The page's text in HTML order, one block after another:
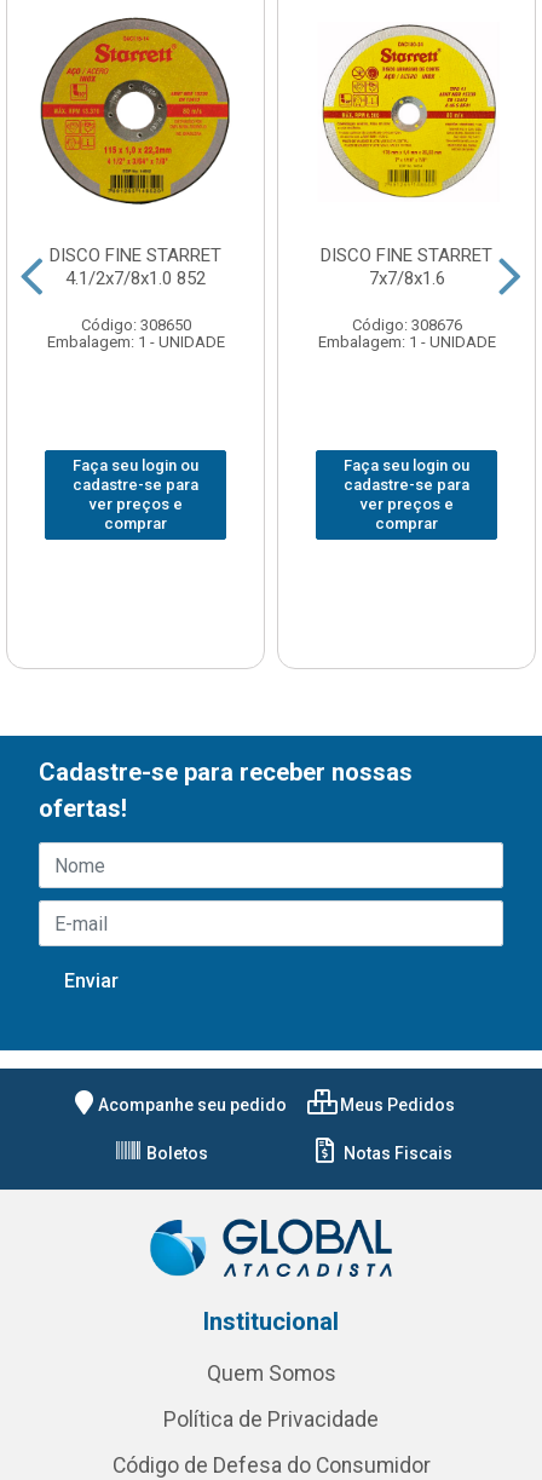
DISCO FINE STARRET
4.1/2x7/8x1.0 852
Código: 308650
Embalagem: 1 - UNIDADE
Faça seu login ou
cadastre-se para
ver preços e
comprar
DISCO FINE STARRET
7x7/8x1.6
Código: 308676
Embalagem: 1 - UNIDADE
Faça seu login ou
cadastre-se para
ver preços e
comprar
Cadastre-se para receber nossas
ofertas!
Acompanhe seu pedido Meus Pedidos
Boletos Notas Fiscais
Institucional
Quem Somos
Política de Privacidade
Código de Defesa do Consumidor